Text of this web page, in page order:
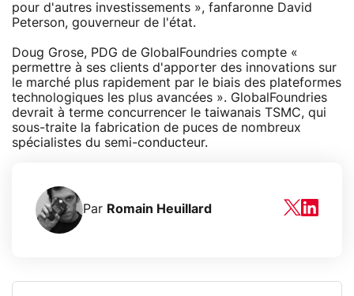
pour d'autres investissements », fanfaronne David
Peterson, gouverneur de l'état.
Doug Grose, PDG de GlobalFoundries compte «
permettre à ses clients d'apporter des innovations sur
le marché plus rapidement par le biais des plateformes
technologiques les plus avancées ». GlobalFoundries
devrait à terme concurrencer le taiwanais TSMC, qui
sous-traite la fabrication de puces de nombreux
spécialistes du semi-conducteur.
Par Romain Heuillard